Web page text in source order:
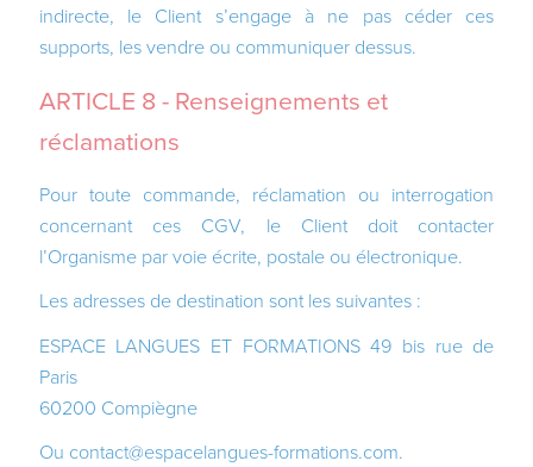
indirecte, le Client s’engage à ne pas céder ces
supports, les vendre ou communiquer dessus.
ARTICLE 8 - Renseignements et
réclamations
Pour toute commande, réclamation ou interrogation
concernant ces CGV, le Client doit contacter
l’Organisme par voie écrite, postale ou électronique.
Les adresses de destination sont les suivantes :
ESPACE LANGUES ET FORMATIONS 49 bis rue de
Paris
60200 Compiègne
Ou contact@espacelangues-formations.com.